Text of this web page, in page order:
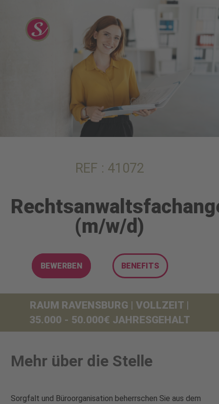
REF : 41072
(m/w/d)
BEWERBEN BENEFITS
RAUM RAVENSBURG | VOLLZEIT |
35.000 - 50.000€ JAHRESGEHALT
Mehr über die Stelle
Sorgfalt und Büroorganisation beherrschen Sie aus dem